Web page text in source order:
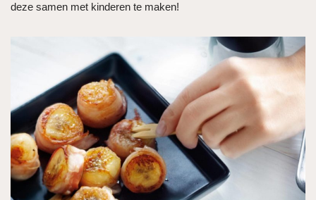
deze samen met kinderen te maken!